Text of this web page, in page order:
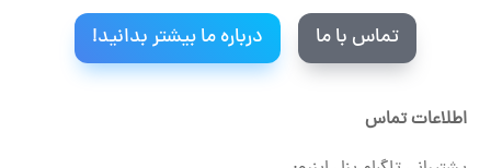
تماس با ما درباره ما بیشتر بدانید!
اطلاعات تماس